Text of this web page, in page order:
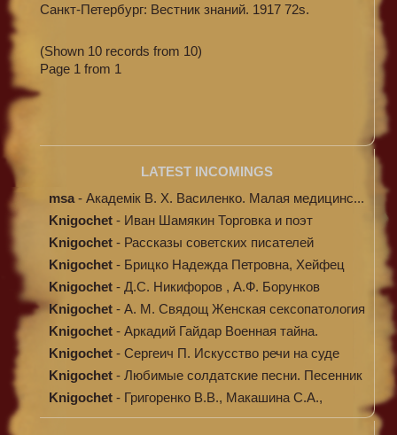
Санкт-Петербург: Вестник знаний. 1917 72s.
(Shown 10 records from 10)
Page 1 from 1
LATEST INCOMINGS
msa - Академік В. Х. Василенко. Малая медицинс...
Knigochet - Иван Шамякин Торговка и поэт
Knigochet - Рассказы советских писателей
Knigochet - Брицко Надежда Петровна, Хейфец
Аркадий ...
Knigochet - Д.С. Никифоров , А.Ф. Борунков
Дипломати...
Knigochet - А. М. Свядощ Женская сексопатология
Knigochet - Аркадий Гайдар Военная тайна.
Судьба бар...
Knigochet - Сергеич П. Искусство речи на суде
Knigochet - Любимые солдатские песни. Песенник
(с н...
Knigochet - Григоренко В.В., Макашина С.А.,
Машински...